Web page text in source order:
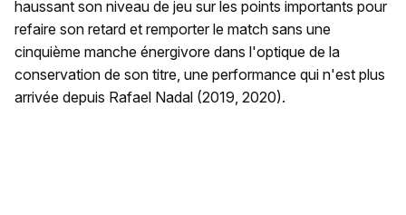
haussant son niveau de jeu sur les points importants pour
refaire son retard et remporter le match sans une
cinquième manche énergivore dans l'optique de la
conservation de son titre, une performance qui n'est plus
arrivée depuis Rafael Nadal (2019, 2020).